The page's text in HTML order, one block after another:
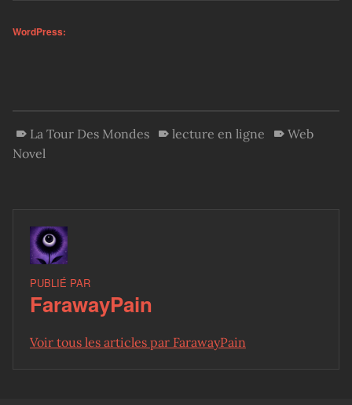
WordPress:
La Tour Des Mondes lecture en ligne
Web
Novel
PUBLIÉ PAR
FarawayPain
Voir tous les articles par FarawayPain